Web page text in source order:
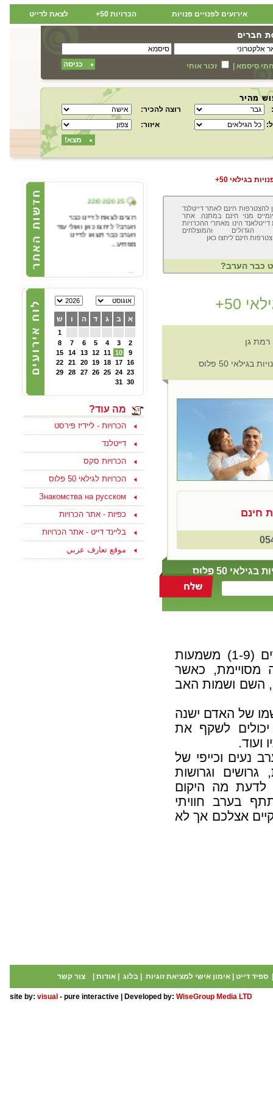
אירועים לפנויים פנויות הכרויות 50+ לצאת לדייט
סיסמא זכור אותי כניסה
רוצה להכיר:
איזור:
מצא!
בגילאי 50+
להצטרפות חינם לאתר דייטלנד
מנוי חינם במתנה. אתר
דייטלאנד הינו מאתרי ההכרויות
הגדולים והמוצלחים
חינם ליחצו כאן
כבר הערב?
50+
בגילאי 50 פלוס
חינם
50 פלוס
נומורולוגיה היא שיטה המייחסת למספרים (1-9) משמעות
מסויימת, כאשר
השם ושמות האב
של האדם ישנה
לשקף את
ועוד.
נעים וכייפי של
גרושים וגרושות
לדעת מה היקום
בערב חוויתי
אצלכם אך לא
22/02/2025
רוצים לצאת לדייט כבר
הערב? ליחצו כאן ואולי עוד
הערב כבר תצאו לדייט
מפתיע...
הכרויות לפרק ב' - קבוצת
פייסבוק תוססת ופעילה
לגרושים וגרושות שמחפשים
הכרות לפרק ב - להצטרפות
ליחצו כאן
05/10/2024
צוות האתר מאחל לכם
ולמשפחתכם, שתהיה שנה
טובה ומתוקה, שנה של
ושכל החטופים יחזרו
במהרה לביתם
15/09/2023
בואו למצוא אהבה ולהנות
לפנויים ופנויות - לפרטים
15/08/2021
ליחצו כאן והצטרפו
עכשיו לקבוצת
א ב ג ד ה ו ש
1
2
3
4
5
6
7
8
9
10
11
12
13
14
15
16
17
18
19
20
21
22
23
24
25
26
27
28
29
30
31
מה עוד?
הכרויות - ליידיז פירסט
דייטלנד
הכרויות סקס
הכרויות לגילאי 50 פלוס
Знакомства на русском
כפיות - אתר הכרויות
בליינד דייט - אתר הכרויות
موقع تعارف عربي
ספיד דייט אימון אישי למציאת זוגיות בלוג אודות צור קשר
site by: visual - pure interactive | Developed by: WiseGroup Media LTD